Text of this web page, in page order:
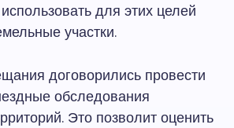
для этих целей
участки.
договорились провести
обследования
Это позволит оценить